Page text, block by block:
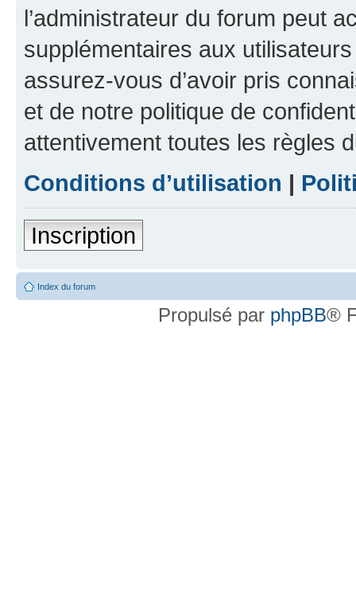
l’administrateur du forum peut
supplémentaires aux
assurez-vous d’avoir pris
et de notre politique de
attentivement toutes les règles
Conditions d’utilisation |
Inscription
Index du forum
Propulsé par phpBB®